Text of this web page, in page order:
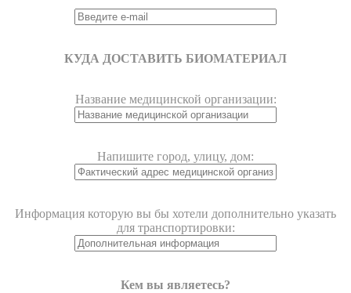
КУДА ДОСТАВИТЬ БИОМАТЕРИАЛ
Название медицинской организации:
Напишите город, улицу, дом:
Информация которую вы бы хотели дополнительно указать
для транспортировки:
Кем вы являетесь?